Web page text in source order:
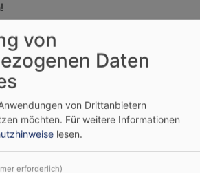
gegen
in
von
Daten
von Drittanbietern
möchten. Für weitere Informationen
lesen.
erforderlich)